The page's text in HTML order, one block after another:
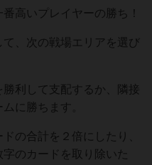
高いプレイヤーの勝ち！
て、次の戦場エリアを選び
利して支配するか、隣接
に勝ちます。
の合計を２倍にしたり、
のカードを取り除いた